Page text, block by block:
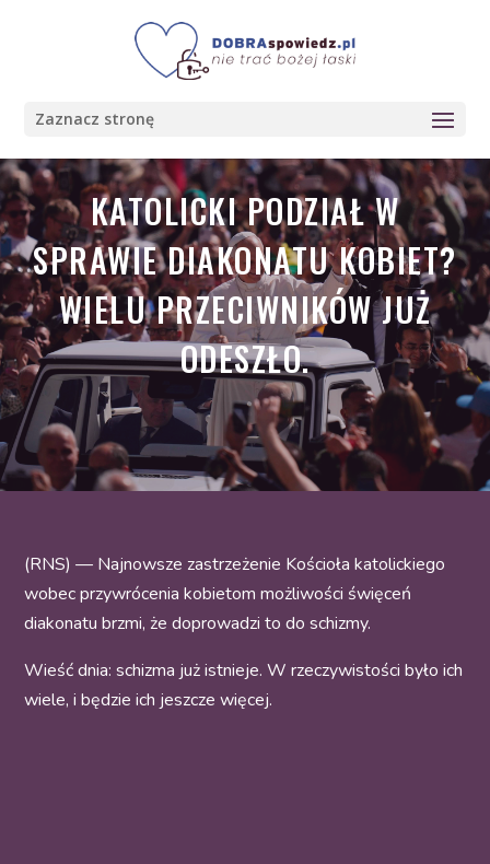
Zaznacz stronę
KATOLICKI PODZIAŁ W
SPRAWIE DIAKONATU KOBIET?
WIELU PRZECIWNIKÓW JUŻ
ODESZŁO.
(RNS) — Najnowsze zastrzeżenie Kościoła katolickiego
wobec przywrócenia kobietom możliwości święceń
diakonatu brzmi, że doprowadzi to do schizmy.
Wieść dnia: schizma już istnieje. W rzeczywistości było ich
wiele, i będzie ich jeszcze więcej.